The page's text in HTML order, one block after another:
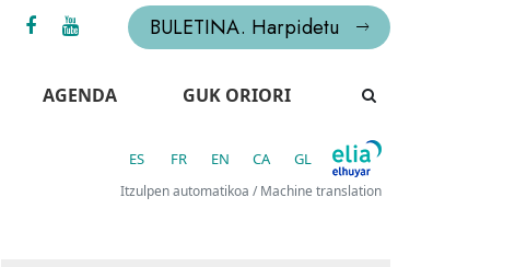
BULETINA. Harpidetu
AGENDA GUK ORIORI
ES FR EN CA GL
Itzulpen automatikoa / Machine translation